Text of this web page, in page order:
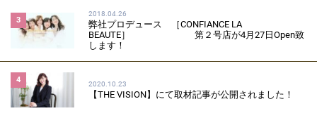
3
2018.04.26
弊社プロデュース ［CONFIANCE LA
BEAUTE］ 第２号店が4月27日Open致
します！
4 2020.10.23
【THE VISION】にて取材記事が公開されました！